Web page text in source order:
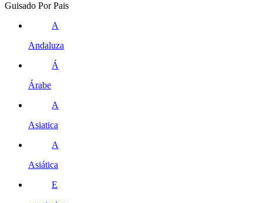
Guisado Por Pais
A
Andaluza
Á
Árabe
A
Asiatica
A
Asiática
E